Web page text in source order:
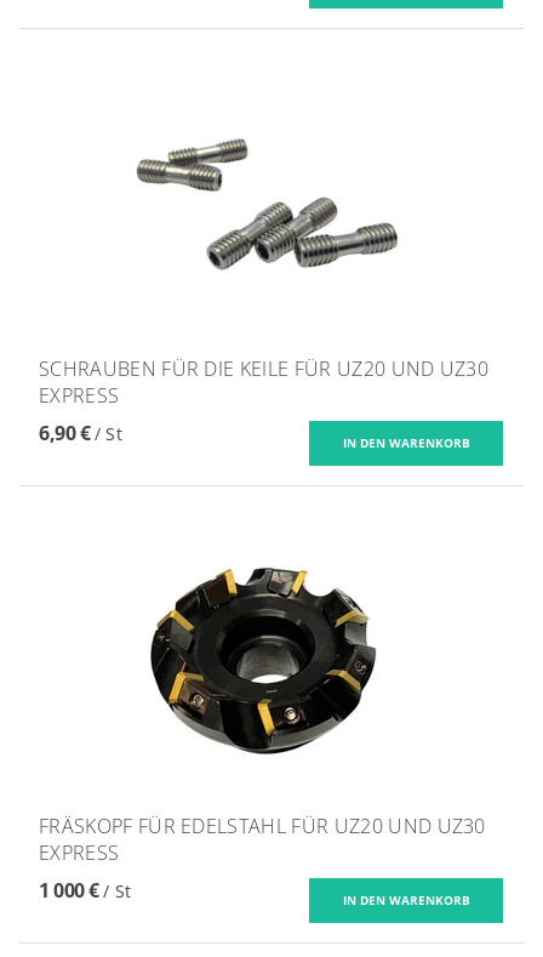
SCHRAUBEN FÜR DIE KEILE FÜR UZ20 UND UZ30
EXPRESS
6,90 €/ St
FRÄSKOPF FÜR EDELSTAHL FÜR UZ20 UND UZ30
EXPRESS
1 000 €/ St